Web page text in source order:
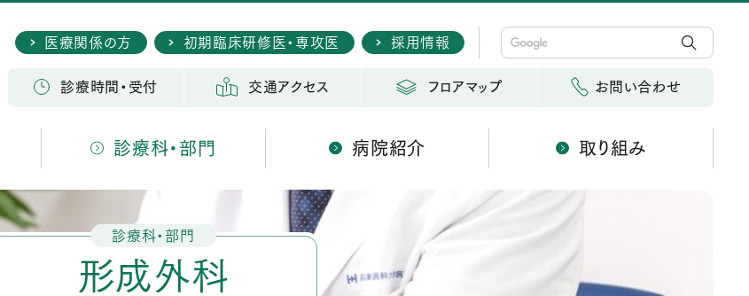
医療関係の方 初期臨床研修医・専攻医 採用情報
検 索
診療時間・受付 交通アクセス フロアマップ お問い合わせ
診療科・部門 病院紹介 取り組み
診療科・部門
形成外科